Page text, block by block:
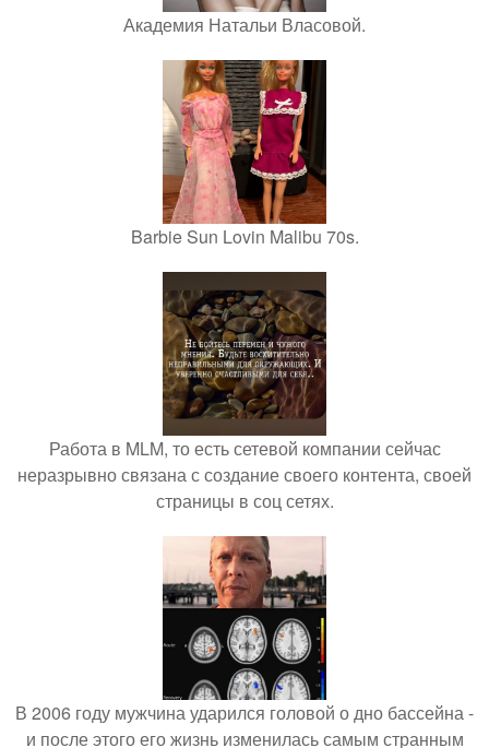
Академия Натальи Власовой.
Barbie Sun Lovin Malibu 70s.
Работа в MLM, то есть сетевой компании сейчас
неразрывно связана с создание своего контента, своей
страницы в соц сетях.
В 2006 году мужчина ударился головой о дно бассейна -
и после этого его жизнь изменилась самым странным